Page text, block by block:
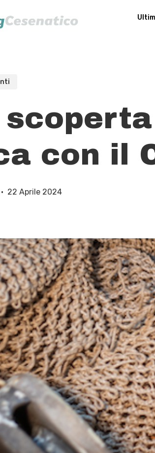
con il
22 Aprile 2024